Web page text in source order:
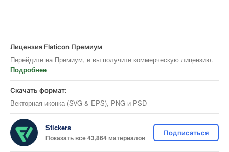
Лицензия Flaticon Премиум
Перейдите на Премиум, и вы получите коммерческую лицензию.
Подробнее
Скачать формат:
Векторная иконка (SVG & EPS), PNG и PSD
Stickers
Показать все 43,864 материалов
Подписаться